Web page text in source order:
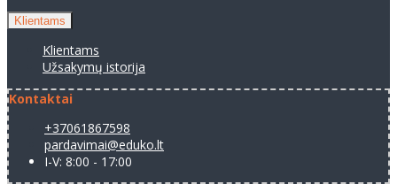
Klientams
Klientams
Užsakymų istorija
Kontaktai
+37061867598
pardavimai@eduko.lt
I-V: 8:00 - 17:00